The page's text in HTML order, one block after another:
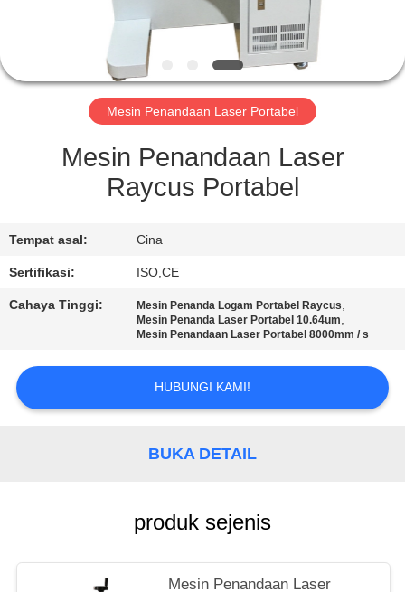
KUALITAS
HUBUNGI
KAMI
PERMINTAAN
PENAWARAN
SITEMAP
PRIVACY
Mesin Penandaan Laser Portabel
Mesin Penandaan Laser
Raycus Portabel
Tempat asal: Cina
Sertifikasi: ISO,CE
Cahaya Tinggi: Mesin Penanda Logam Portabel Raycus,
Mesin Penanda Laser Portabel 10.64um,
Mesin Penandaan Laser Portabel 8000mm / s
HUBUNGI KAMI!
BUKA DETAIL
produk sejenis
Mesin Penandaan Laser